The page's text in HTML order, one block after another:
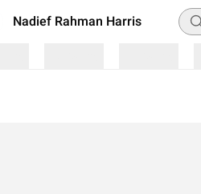
Nadief Rahman Harris